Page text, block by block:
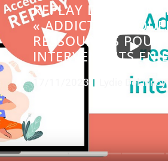
REPLAY DU
« ADDICTIONS,
RESSOURCES POUR
INTERVENANTS EN
17/11/2023 Lydie Delannoy